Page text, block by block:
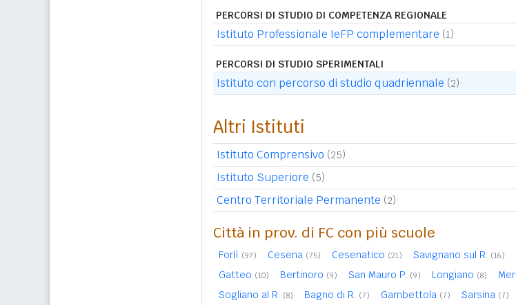
PERCORSI DI STUDIO DI COMPETENZA REGIONALE
Istituto Professionale IeFP complementare (1)
PERCORSI DI STUDIO SPERIMENTALI
Istituto con percorso di studio quadriennale (2)
Altri Istituti
Istituto Comprensivo (25)
Istituto Superiore (5)
Centro Territoriale Permanente (2)
Città in prov. di FC con più scuole
Forlì (97) Cesena (75) Cesenatico (21) Savignano sul R. (16)
Gatteo (10) Bertinoro (9) San Mauro P. (9) Longiano (8)
Sogliano al R. (8) Bagno di R. (7) Gambettola (7) Sarsina (7)